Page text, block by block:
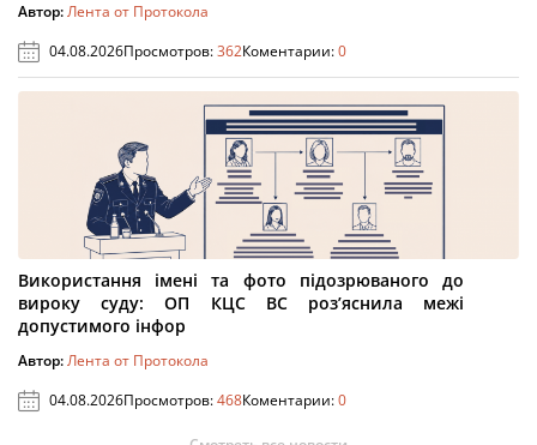
Автор:Лента от Протокола
04.08.2026Просмотров:362Коментарии:0
Використання імені та фото підозрюваного до
вироку суду: ОП КЦС ВС роз’яснила межі
допустимого інфор
Автор:Лента от Протокола
04.08.2026Просмотров:468Коментарии:0